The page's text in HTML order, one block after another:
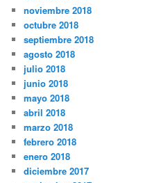
noviembre 2018
octubre 2018
septiembre 2018
agosto 2018
julio 2018
junio 2018
mayo 2018
abril 2018
marzo 2018
febrero 2018
enero 2018
diciembre 2017